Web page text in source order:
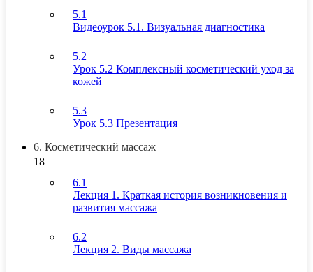
5.1
Видеоурок 5.1. Визуальная диагностика
5.2
Урок 5.2 Комплексный косметический уход за
кожей
5.3
Урок 5.3 Презентация
6. Косметический массаж
18
6.1
Лекция 1. Краткая история возникновения и
развития массажа
6.2
Лекция 2. Виды массажа